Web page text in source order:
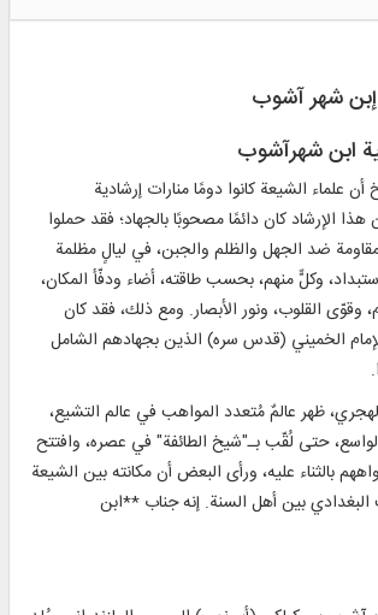
إبن شهر آشوب
ابن شهرآشوب
علماء الشيعة كانوا دومًا منارات إرشادية
الإرشاد كان دائمًا مصحوبًا بالجهاد؛ فقد حملوا
ضد الجهل والظلم والجبن، في ليالٍ مظلمة
وكلٌّ منهم، بحسب طاقته، أضاء ودفّأ المكان،
وقوّى القلوب، ونور الأبصار. ومع ذلك، فقد كان
الخميني (قدس سره) الذين بجهادهم الشامل
ظهر عالمٌ مُتعدد المواهب في عالم التشيع،
حتى لُقّب بـ"شيخ الطائفة" في عصره، وافتتح
بالثناء عليه، ورأى البعض أن مكانته بين الشيعة
بين أهل السنة. إنه جناب **ابن